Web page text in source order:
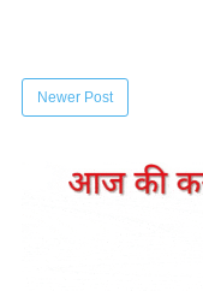
Newer Post